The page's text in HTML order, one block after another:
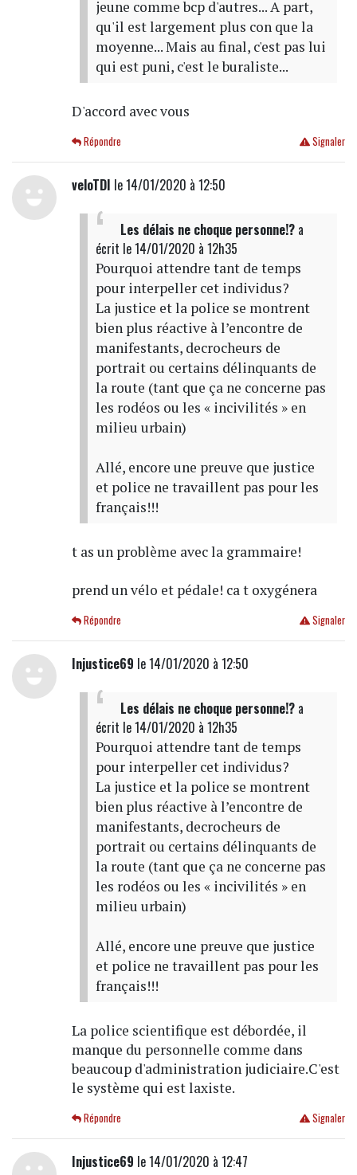
jeune comme bcp d'autres... A part,
qu'il est largement plus con que la
moyenne... Mais au final, c'est pas lui
qui est puni, c'est le buraliste...
D'accord avec vous
Signaler
Répondre
veloTDI le 14/01/2020 à 12:50
Les délais ne choque personne!?a
écrit le 14/01/2020 à 12h35
Pourquoi attendre tant de temps
pour interpeller cet individus?
La justice et la police se montrent
bien plus réactive à l’encontre de
manifestants, decrocheurs de
portrait ou certains délinquants de
la route (tant que ça ne concerne pas
les rodéos ou les « incivilités » en
milieu urbain)
Allé, encore une preuve que justice
et police ne travaillent pas pour les
français!!!
t as un problème avec la grammaire!
prend un vélo et pédale! ca t oxygénera
Signaler
Répondre
Injustice69 le 14/01/2020 à 12:50
Les délais ne choque personne!?a
écrit le 14/01/2020 à 12h35
Pourquoi attendre tant de temps
pour interpeller cet individus?
La justice et la police se montrent
bien plus réactive à l’encontre de
manifestants, decrocheurs de
portrait ou certains délinquants de
la route (tant que ça ne concerne pas
les rodéos ou les « incivilités » en
milieu urbain)
Allé, encore une preuve que justice
et police ne travaillent pas pour les
français!!!
La police scientifique est débordée, il
manque du personnelle comme dans
beaucoup d'administration judiciaire.C'est
le système qui est laxiste.
Signaler
Répondre
Injustice69 le 14/01/2020 à 12:47